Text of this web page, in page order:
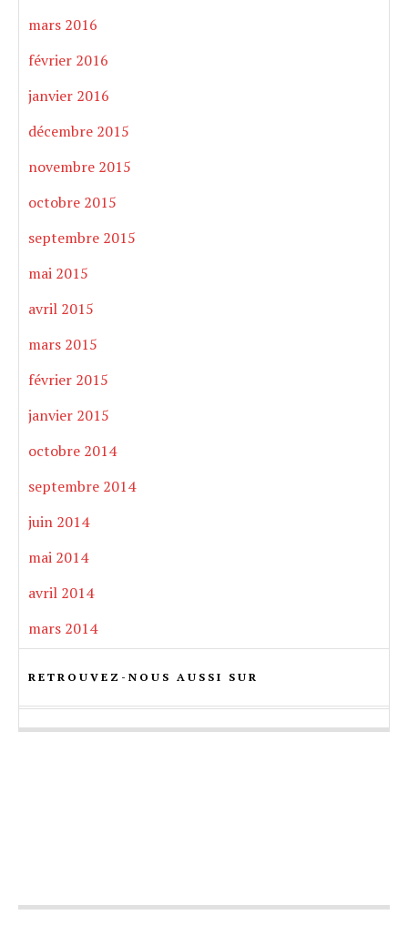
mars 2016
février 2016
janvier 2016
décembre 2015
novembre 2015
octobre 2015
septembre 2015
mai 2015
avril 2015
mars 2015
février 2015
janvier 2015
octobre 2014
septembre 2014
juin 2014
mai 2014
avril 2014
mars 2014
RETROUVEZ-NOUS AUSSI SUR